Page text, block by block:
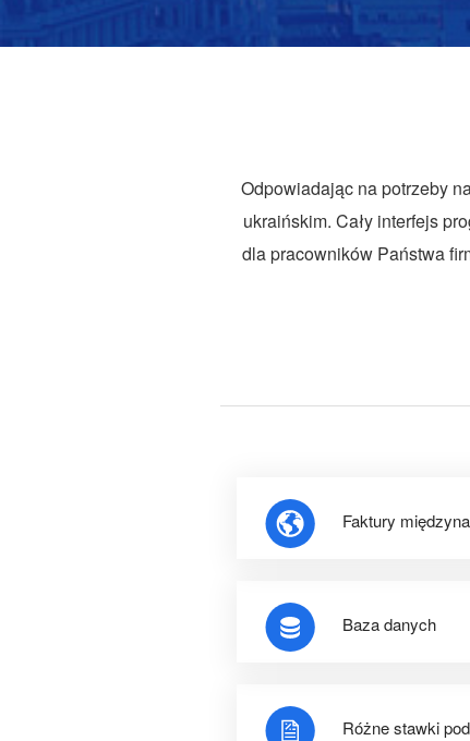
Odpowiadając na potrzeby
ukraińskim. Cały interfejs
dla pracowników Państwa
Faktury
Baza danych
Różne stawki